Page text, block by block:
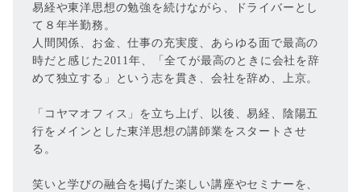
易経や東洋思想の勉強を続けながら、ドライバーとし
て８年半勤務。
人間関係、お金、仕事の充実度、あらゆる面で最高の
時だと感じた2011年、「全てが最高のときに会社を辞
めて独立する」という志を貫き、会社を辞め、上京。
「コヤマオフィス」を立ち上げ、以後、易経、陰陽五
行をメインとした東洋思想の講師業をスタートさせ
る。
笑いと学びの融合を掲げた楽しい講座やセミナーを、